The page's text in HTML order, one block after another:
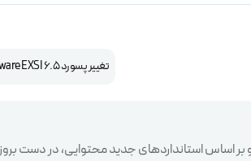
تغییر پسورد Vmware EXSI 6.5 با استفاده از Ubuntu live CD
اساس استانداردهای جدید محتوایی، در دست